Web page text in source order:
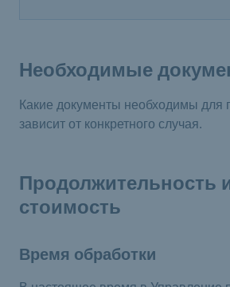
Необходимые
Какие документы необходимы для
зависит от конкретного случая.
Продолжительность
стоимость
Время обработки